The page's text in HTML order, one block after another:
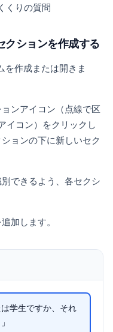
くりの質問
ションを作成する
を作成または開きま
ンアイコン（点線で区
イコン）をクリックし
ョンの下に新しいセク
できるよう、各セクシ
加します。
学生ですか、それ